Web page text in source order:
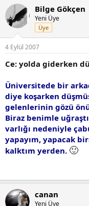
Bilge Gökçen
Yeni Üye
Üye
4 Eylül 2007
Ce: yolda giderken
Üniversitede bir
diye koşarken
gelenlerinin gözü
Biraz benimle
varlığı nedeniyle
yapayım, yapacak
kalktım yerden. 🙂
canan
Yeni Üye